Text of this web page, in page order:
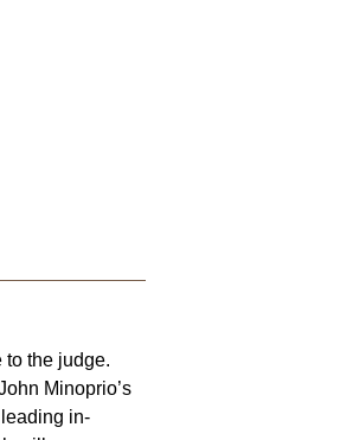
to the judge.
Minoprio’s
in-